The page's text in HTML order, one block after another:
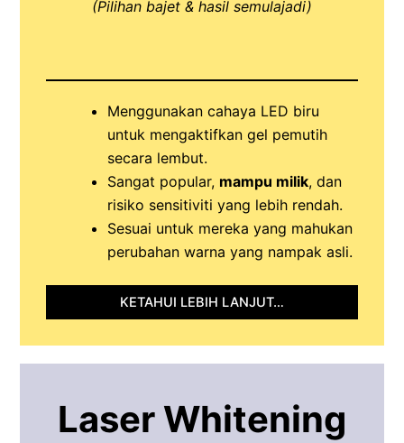
(Pilihan bajet & hasil semulajadi)
Menggunakan cahaya LED biru
untuk mengaktifkan gel pemutih
secara lembut.
Sangat popular, mampu milik, dan
risiko sensitiviti yang lebih rendah.
Sesuai untuk mereka yang mahukan
perubahan warna yang nampak asli.
KETAHUI LEBIH LANJUT…
Laser Whitening